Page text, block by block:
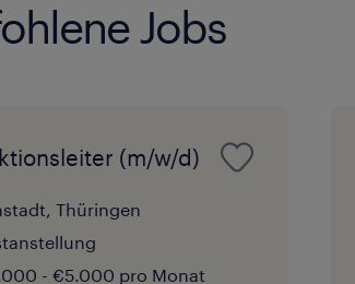
Jobs
(m/w/d)
Thüringen
- €5.000 pro Monat